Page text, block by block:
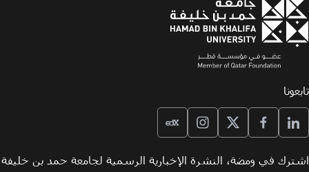
تابعونا
اشترك في ومضة، النشرة الإخبارية الرسمية لجامعة حمد بن خليفة